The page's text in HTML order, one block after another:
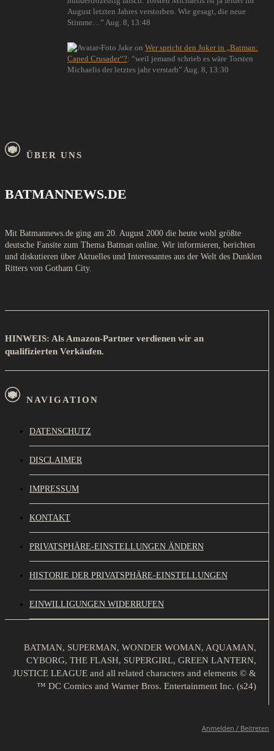
August letzten Jahres verstorben. Wie gesagt, die neue
Stimme… ” Aug. 8, 13:48
Jake on Wer spricht den Joker in „Batman:
Caped Crusader“?: “weil jemand schrieb es wäre Torsten
Michaelis der letztes jahr verstarb” Aug. 8, 13:30
ÜBER UNS
BATMANNEWS.DE
Mit Batmannews.de ging am 20. August 2000 die heute wohl größte
deutsche Fansite zum Thema Batman online. Wir informieren, berichten
und diskutieren über Aktuelles und Interessantes aus der Welt des Dunklen
Ritters von Gotham City.
HINWEIS: Als Amazon-Partner verdienen wir an
qualifizierten Verkäufen.
NAVIGATION
DATENSCHUTZ
DISCLAIMER
IMPRESSUM
KONTAKT
PRIVATSPHÄRE-EINSTELLUNGEN ÄNDERN
HISTORIE DER PRIVATSPHÄRE-EINSTELLUNGEN
EINWILLIGUNGEN WIDERRUFEN
BATMAN, SUPERMAN, WONDER WOMAN, AQUAMAN,
CYBORG, THE FLASH, SUPERGIRL, GREEN LANTERN,
JUSTICE LEAGUE and all related characters and elements © &
™ DC Comics and Warner Bros. Entertainment Inc. (s24)
Anmelden / Beitreten